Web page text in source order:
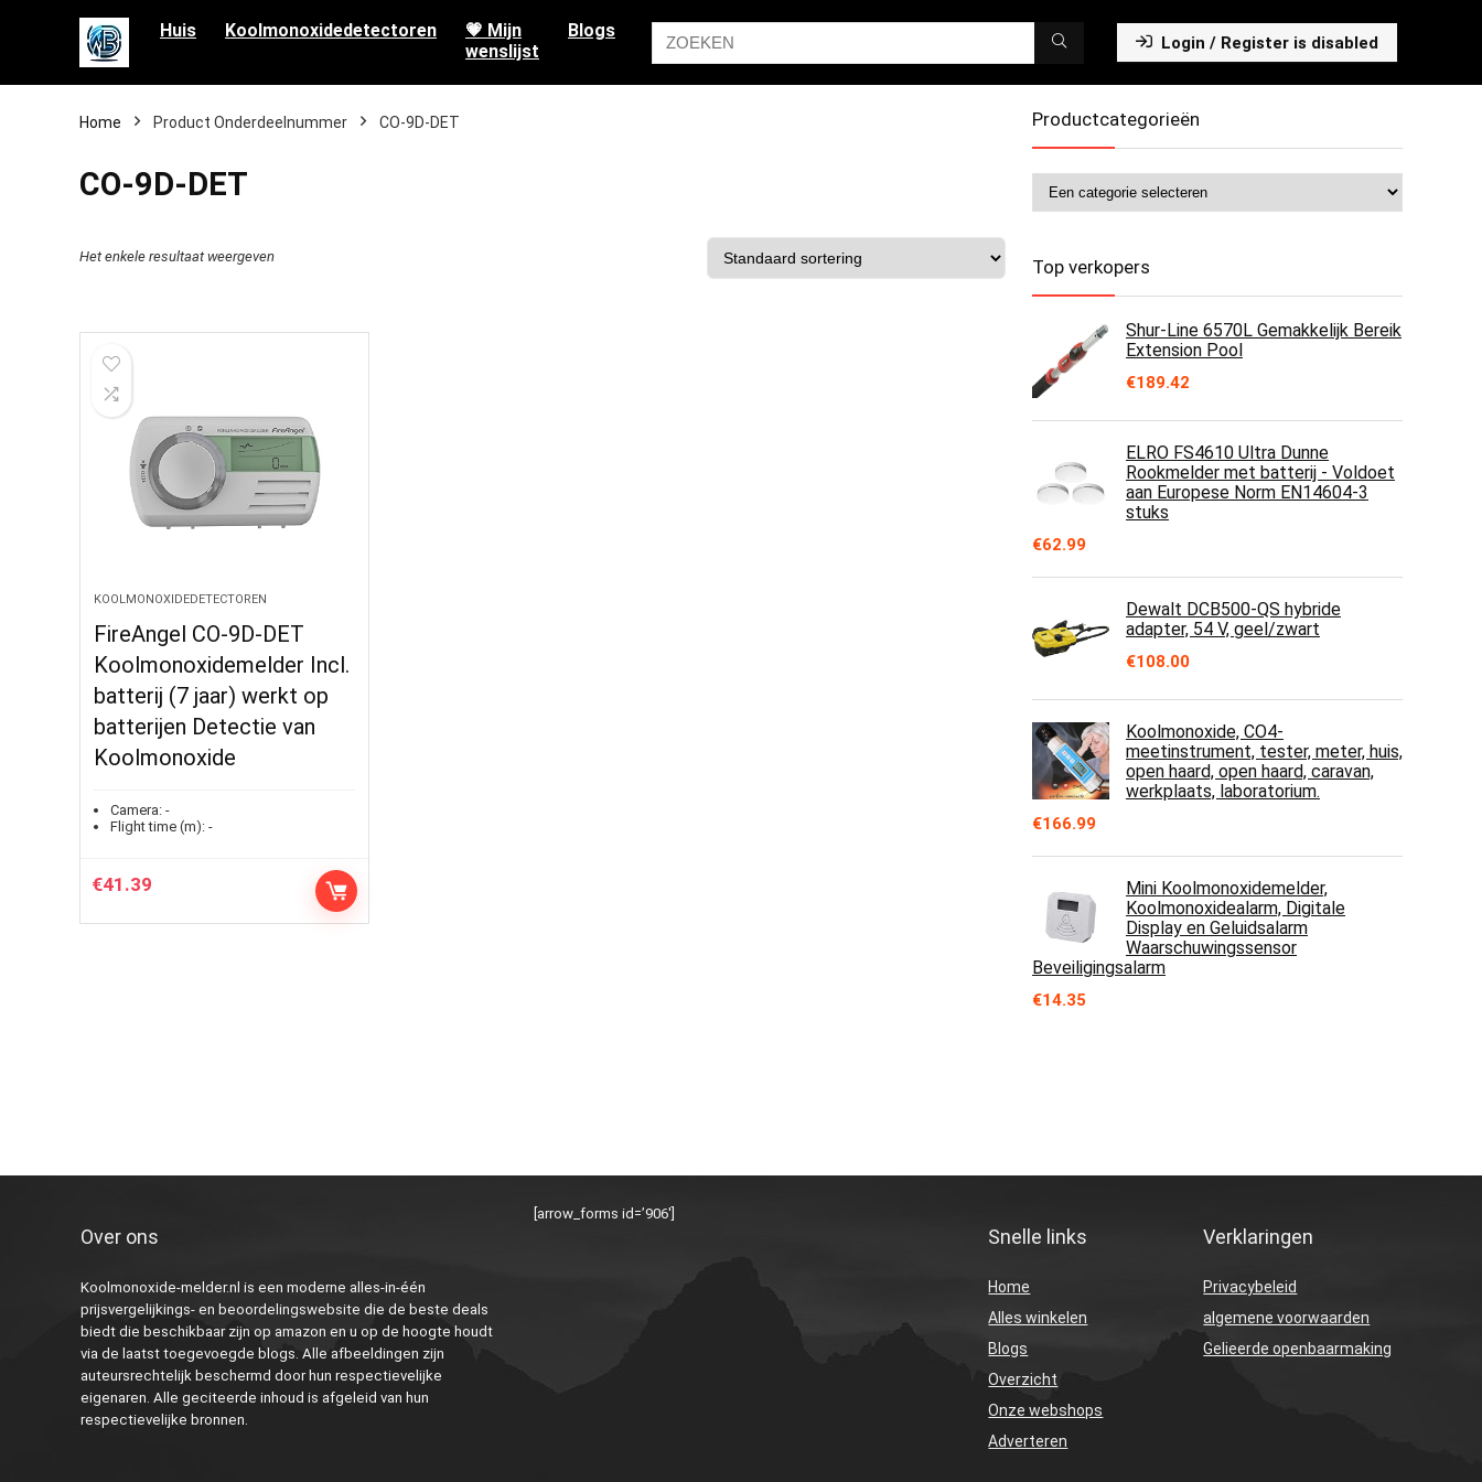
Huis Koolmonoxidedetectoren
💗 Mijn
wenslijst
Blogs
Login / Register is disabled
Home Product Onderdeelnummer ‎CO-9D-DET
‎CO-9D-DET
Het enkele resultaat weergeven
KOOLMONOXIDEDETECTOREN
FireAngel CO-9D-DET
Koolmonoxidemelder Incl.
batterij (7 jaar) werkt op
batterijen Detectie van
Koolmonoxide
Camera: -
Flight time (m): -
€41.39
Productcategorieën
Top verkopers
Shur-Line 6570L Gemakkelijk Bereik
Extension Pool
€189.42
ELRO FS4610 Ultra Dunne
Rookmelder met batterij - Voldoet
aan Europese Norm EN14604-3
stuks
€62.99
Dewalt DCB500-QS hybride
adapter, 54 V, geel/zwart
€108.00
Koolmonoxide, CO4-
meetinstrument, tester, meter, huis,
open haard, open haard, caravan,
werkplaats, laboratorium.
€166.99
Mini Koolmonoxidemelder,
Koolmonoxidealarm, Digitale
Display en Geluidsalarm
Waarschuwingssensor
Beveiligingsalarm
€14.35
Over ons
Koolmonoxide-melder.nl is een moderne alles-in-één
prijsvergelijkings- en beoordelingswebsite die de beste deals
biedt die beschikbaar zijn op amazon en u op de hoogte houdt
via de laatst toegevoegde blogs. Alle afbeeldingen zijn
auteursrechtelijk beschermd door hun respectievelijke
eigenaren. Alle geciteerde inhoud is afgeleid van hun
respectievelijke bronnen.
[arrow_forms id=’906′]
Snelle links
Home
Alles winkelen
Blogs
Overzicht
Onze webshops
Adverteren
Verklaringen
Privacybeleid
algemene voorwaarden
Gelieerde openbaarmaking